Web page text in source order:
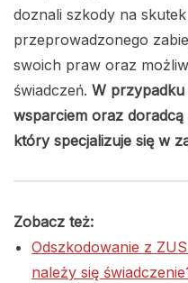
doznali szkody na
przeprowadzonego
swoich praw oraz
świadczeń. W
wsparciem oraz
który specjalizuje się w
Zobacz też:
Odszkodowanie z
należy się